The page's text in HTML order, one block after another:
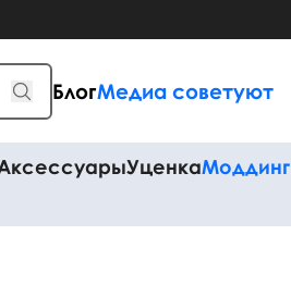
БлогМедиа советуют
УценкаМоддинг